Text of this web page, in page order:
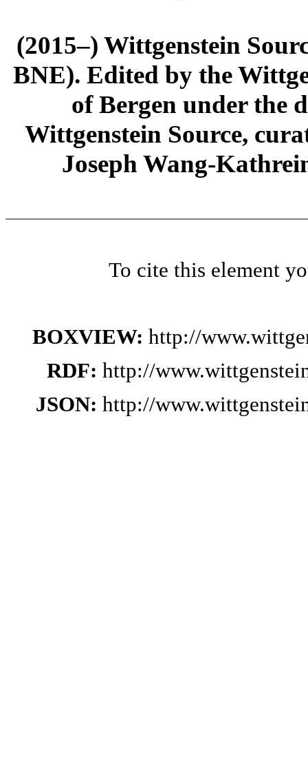
(2015–) Wittgenstein
BNE). Edited by the
of Bergen under the
Wittgenstein Source,
Joseph Wang-
To cite this element
BOXVIEW: http://
RDF: http://
JSON: http://